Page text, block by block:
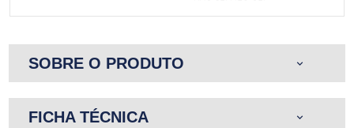
SOBRE O PRODUTO expand_more
FICHA TÉCNICA expand_more